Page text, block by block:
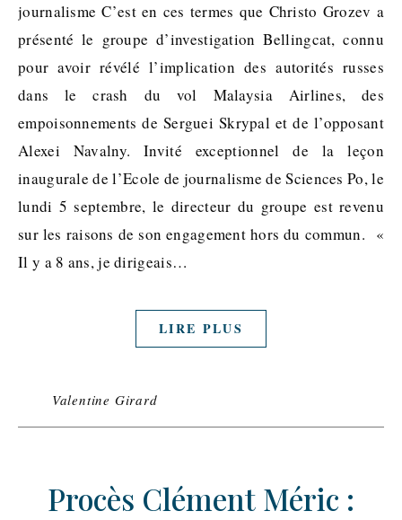
journalisme C’est en ces termes que Christo Grozev a
présenté le groupe d’investigation Bellingcat, connu
pour avoir révélé l’implication des autorités russes
dans le crash du vol Malaysia Airlines, des
empoisonnements de Serguei Skrypal et de l’opposant
Alexei Navalny. Invité exceptionnel de la leçon
inaugurale de l’Ecole de journalisme de Sciences Po, le
lundi 5 septembre, le directeur du groupe est revenu
sur les raisons de son engagement hors du commun. «
Il y a 8 ans, je dirigeais…
LIRE PLUS
Valentine Girard
Procès Clément Méric :